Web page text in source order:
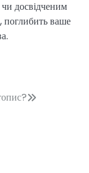
досвідченим
поглибить ваше